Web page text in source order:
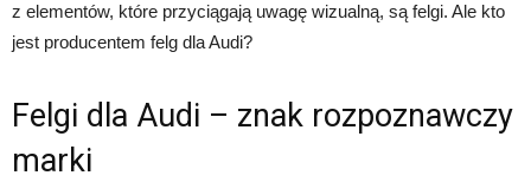
z elementów, które przyciągają uwagę wizualną, są felgi. Ale kto
jest producentem felg dla Audi?
Felgi dla Audi – znak rozpoznawczy
marki